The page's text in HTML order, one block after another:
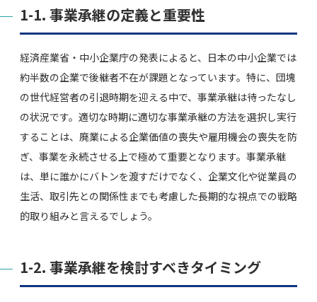
1-1. 事業承継の定義と重要性
経済産業省・中小企業庁の発表によると、日本の中小企業では
約半数の企業で後継者不在が課題となっています。特に、団塊
の世代経営者の引退時期を迎える中で、事業承継は待ったなし
の状況です。適切な時期に適切な事業承継の方法を選択し実行
することは、廃業による企業価値の喪失や雇用機会の喪失を防
ぎ、事業を永続させる上で極めて重要となります。事業承継
は、単に誰かにバトンを渡すだけでなく、企業文化や従業員の
生活、取引先との関係性までも考慮した長期的な視点での戦略
的取り組みと言えるでしょう。
1-2. 事業承継を検討すべきタイミング